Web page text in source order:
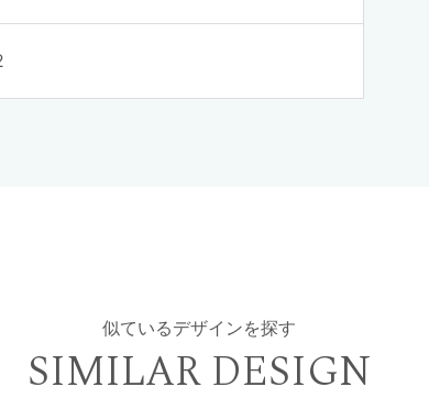
似ているデザインを探す
SIMILAR DESIGN